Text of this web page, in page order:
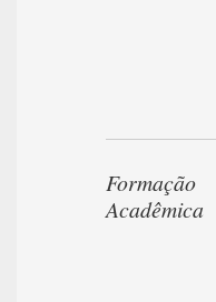
Formação
Acadêmica